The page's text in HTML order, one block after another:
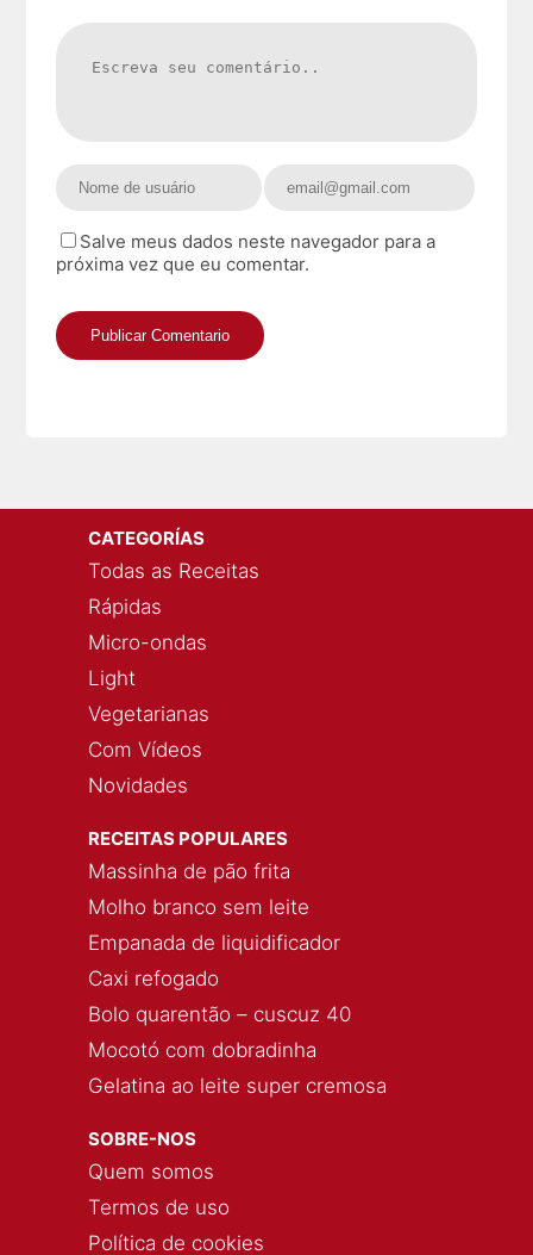
Salve meus dados neste navegador para a
próxima vez que eu comentar.
CATEGORÍAS
Todas as Receitas
Rápidas
Micro-ondas
Light
Vegetarianas
Com Vídeos
Novidades
RECEITAS POPULARES
Massinha de pão frita
Molho branco sem leite
Empanada de liquidificador
Caxi refogado
Bolo quarentão – cuscuz 40
Mocotó com dobradinha
Gelatina ao leite super cremosa
SOBRE-NOS
Quem somos
Termos de uso
Política de cookies